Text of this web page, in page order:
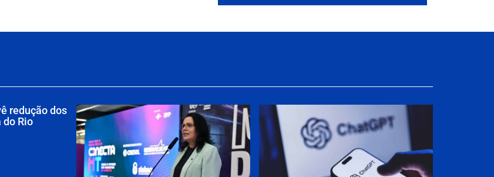
redução dos
Rio